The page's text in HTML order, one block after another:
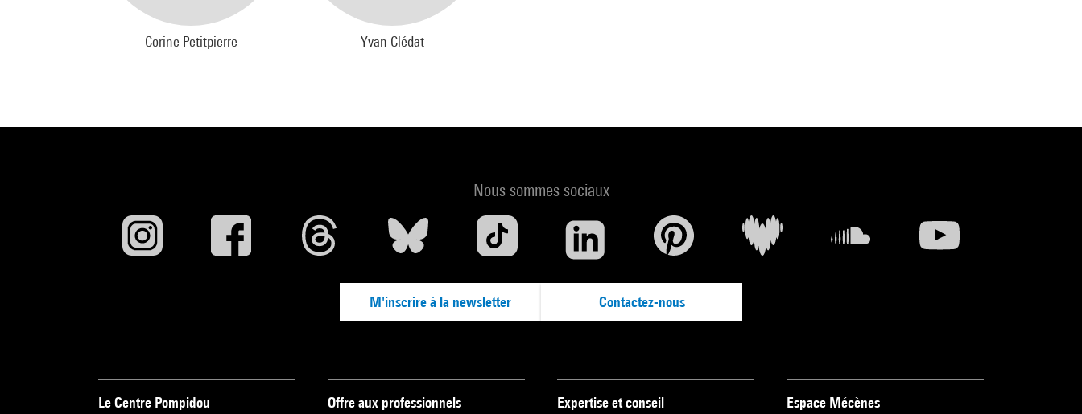
Corine Petitpierre Yvan Clédat
Nous sommes sociaux
M'inscrire à la newsletter Contactez-nous
Le Centre Pompidou Offre aux professionnels Expertise et conseil Espace Mécènes